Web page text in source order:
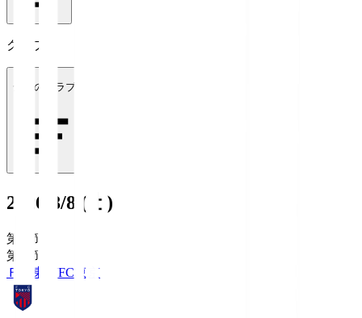
クラブ
全てのクラブ
2026/8/8 (土)
第1節
第1節
ＦＣ東京FC東京